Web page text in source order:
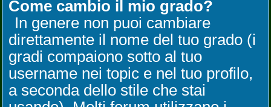
Come cambio il mio grado?
In genere non puoi cambiare
direttamente il nome del tuo grado (i
gradi compaiono sotto al tuo
username nei topic e nel tuo profilo,
a seconda dello stile che stai